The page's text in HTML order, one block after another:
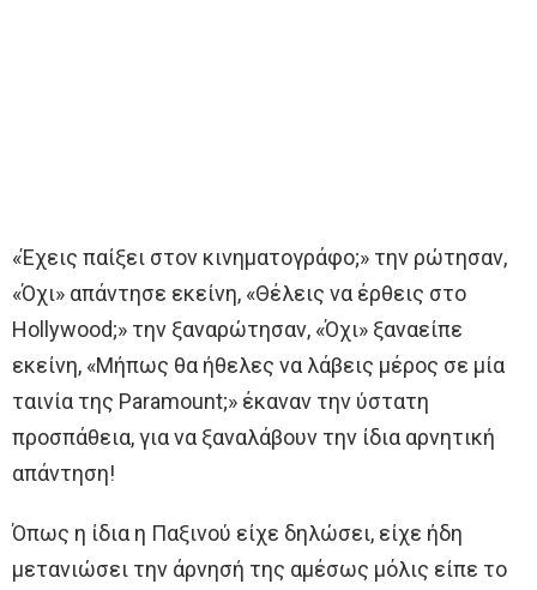
«Έχεις παίξει στον κινηματογράφο;» την ρώτησαν,
«Όχι» απάντησε εκείνη, «Θέλεις να έρθεις στο
Hollywood;» την ξαναρώτησαν, «Όχι» ξαναείπε
εκείνη, «Μήπως θα ήθελες να λάβεις μέρος σε μία
ταινία της Paramount;» έκαναν την ύστατη
προσπάθεια, για να ξαναλάβουν την ίδια αρνητική
απάντηση!
Όπως η ίδια η Παξινού είχε δηλώσει, είχε ήδη
μετανιώσει την άρνησή της αμέσως μόλις είπε το